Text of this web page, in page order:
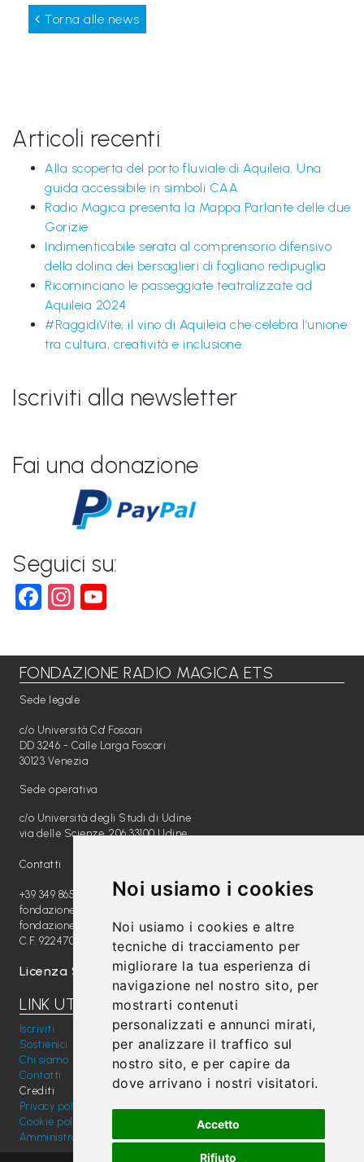
Noi usiamo i cookies
Noi usiamo i cookies e altre
tecniche di tracciamento per
migliorare la tua esperienza di
navigazione nel nostro sito, per
mostrarti contenuti
personalizzati e annunci mirati,
per analizzare il traffico sul
nostro sito, e per capire da
dove arrivano i nostri visitatori.
Accetto
Rifiuto
e
s
Torna alle news
Articoli recenti
Alla scoperta del porto fluviale di Aquileia. Una
guida accessibile in simboli CAA
Radio Magica presenta la Mappa Parlante delle due
Gorizie
Indimenticabile serata al comprensorio difensivo
della dolina dei bersaglieri di fogliano redipuglia
Ricominciano le passeggiate teatralizzate ad
Aquileia 2024
#RaggidiVite, il vino di Aquileia che celebra l’unione
tra cultura, creatività e inclusione.
Iscriviti alla newsletter
Fai una donazione
Seguici su:
Facebook
Instagram
FONDAZIONE RADIO MAGICA ETS
Sede legale
c/o Università Ca' Foscari
DD 3246 - Calle Larga Foscari
30123 Venezia
Sede operativa
c/o Università degli Studi di Udine
via delle Scienze, 206 33100 Udine
Contatti
+39 349 8654789
fondazione@radiomagica.org
fondazioneradiomagica@pec.it
C.F. 92247020289
Licenza SIAE: 202100000612
LINK UTILI
Iscriviti
Sostienici
Chi siamo
Contatti
Crediti
Privacy policy
Cookie policy
Amministrazione trasparente